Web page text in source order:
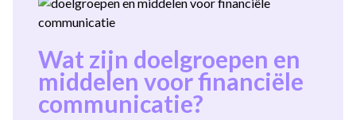
Wat zijn doelgroepen en
middelen voor financiële
communicatie?